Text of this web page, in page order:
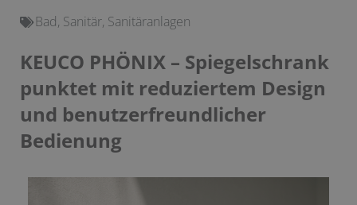
Bad, Sanitär, Sanitäranlagen
KEUCO PHÖNIX – Spiegelschrank
punktet mit reduziertem Design
und benutzerfreundlicher
Bedienung